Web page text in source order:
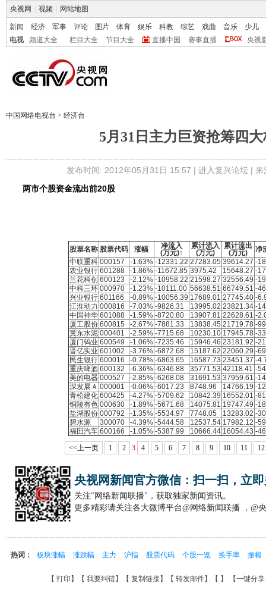
央视网 视频 网站地图
新闻 经济 军事 评论 图片 体育 娱乐 科教 综艺 戏曲 音乐
少儿
电视
频道大全 栏目大全 节目大全 直播中国 赛事直播 央视
中国网络电视台 > 经济台
5月31日主力巨资抢筹四
发布时间: 2012年05月31日 15:57 | 进入复兴论坛| 来
两市个股资金流出前20股
股票名称 股票代码 涨幅
净流入
(万元)↑
累计流入
(万元)
累计流出
(万元)
净
中联重科 000157 -1.63% -12331.22 27283.05 39614.27 -
农业银行 601288 -1.86% -11672.85 3975.42 15648.27 -
兰花科创 600123 -2.12% -10958.22 21598.27 32556.49 -
中科三环 000970 -1.23% -10111.00 56638.51 66749.51 -
兴业银行 601166 -0.89% -10056.39 17689.01 27745.40 -
江淮动力 000816 -7.03% -9826.31 13995.02 23821.34 -
中国神华 601088 -1.59% -8720.80 13907.81 22628.61 -
厦工股份 600815 -2.67% -7881.33 13838.45 21719.78 -
冀东水泥 000401 -2.59% -7715.68 10230.10 17945.78 -
厦门钨业 600549 -1.06% -7235.46 15946.46 23181.92 -
晋亿实业 601002 -3.76% -6872.68 15187.62 22060.29 -
民生银行 600016 -0.78% -6863.65 16587.73 23451.37 -
重庆啤酒 600132 -6.36% -6346.88 35771.53 42118.41 -
美的电器 000527 -2.85% -6268.08 31691.53 37959.61 -
深发展Ａ 000001 -0.06% -6017.23 8748.96 14766.19 -
青松建化 600425 -4.27% -5709.62 10842.39 16552.01 -
铜陵有色 000630 -1.89% -5671.68 14075.81 19747.49 -
盐湖股份 000792 -1.35% -5534.97 7748.05 13283.02 -
碧水源
300070 -4.39% -5444.58 12537.54 17982.12 -
福田汽车 600166 -1.05% -5387.99 10666.44 16054.43 -
<<上一页
1 2 3 4 5 6 7 8 9 10 11 12
央视网新闻官方微信：扫一扫，立
关注"网络新闻联播"，获取独家新闻资讯。
更多精彩请关注各大微博平台@网络新闻联播 ，@
热词： 板块涨幅 涨跌幅 主力 沪指 股票代码 个股一览 换手率 振幅
【 打印 】【 我要纠错】【 复制链接】【 转发邮件】【 】 【一键分享